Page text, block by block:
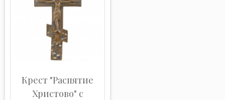
Крест "Распятие
Христово" с